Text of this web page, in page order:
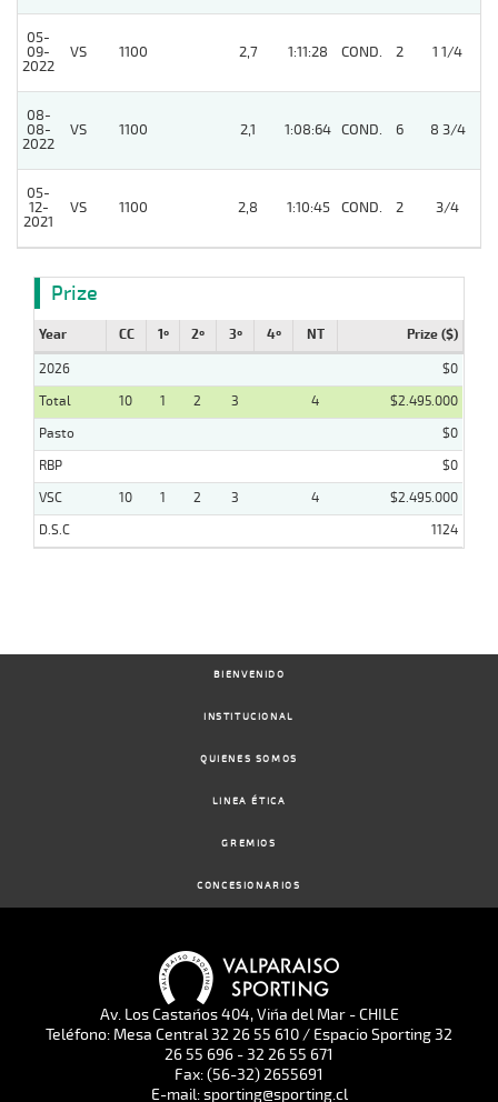
05-
09-
2022
VS 1100 2,7 1:11:28 COND. 2 1 1/4
08-
08-
2022
VS 1100 2,1 1:08:64 COND. 6 8 3/4
05-
12-
2021
VS 1100 2,8 1:10:45 COND. 2 3/4
Prize
Year CC 1º 2º 3º 4º NT Prize ($)
2026
$0
Total
10 1 2 3 4
$2.495.000
Pasto
$0
RBP
$0
VSC
10 1 2 3 4
$2.495.000
D.S.C
1124
BIENVENIDO
INSTITUCIONAL
QUIENES SOMOS
LINEA ÉTICA
GREMIOS
CONCESIONARIOS
Av. Los Castaños 404, Viña del Mar - CHILE
Teléfono: Mesa Central 32 26 55 610 / Espacio Sporting 32
26 55 696 - 32 26 55 671
Fax: (56-32) 2655691
E-mail: sporting@sporting.cl